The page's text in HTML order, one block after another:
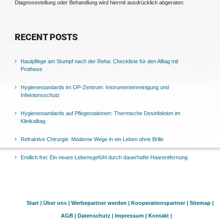
Diagnosestellung oder Behandlung wird hiermit ausdrücklich abgeraten.
RECENT POSTS
Hautpflege am Stumpf nach der Reha: Checkliste für den Alltag mit
Prothese
Hygienestandards im OP-Zentrum: Instrumentenreinigung und
Infektionsschutz
Hygienestandards auf Pflegestationen: Thermische Desinfektion im
Klinikalltag
Refraktive Chirurgie: Moderne Wege in ein Leben ohne Brille
Endlich frei: Ein neues Lebensgefühl durch dauerhafte Haarentfernung
Start | Über uns | Werbepartner werden | Kooperationspartner | Sitemap |
AGB | Datenschutz | Impressum | Kontakt |